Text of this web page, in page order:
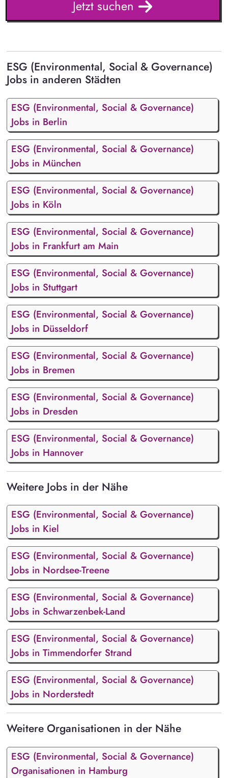
Jetzt suchen
ESG (Environmental, Social & Governance)
Jobs in anderen Städten
ESG (Environmental, Social & Governance)
Jobs in Berlin
ESG (Environmental, Social & Governance)
Jobs in München
ESG (Environmental, Social & Governance)
Jobs in Köln
ESG (Environmental, Social & Governance)
Jobs in Frankfurt am Main
ESG (Environmental, Social & Governance)
Jobs in Stuttgart
ESG (Environmental, Social & Governance)
Jobs in Düsseldorf
ESG (Environmental, Social & Governance)
Jobs in Bremen
ESG (Environmental, Social & Governance)
Jobs in Dresden
ESG (Environmental, Social & Governance)
Jobs in Hannover
Weitere Jobs in der Nähe
ESG (Environmental, Social & Governance)
Jobs in Kiel
ESG (Environmental, Social & Governance)
Jobs in Nordsee-Treene
ESG (Environmental, Social & Governance)
Jobs in Schwarzenbek-Land
ESG (Environmental, Social & Governance)
Jobs in Timmendorfer Strand
ESG (Environmental, Social & Governance)
Jobs in Norderstedt
Weitere Organisationen in der Nähe
ESG (Environmental, Social & Governance)
Organisationen in Hamburg